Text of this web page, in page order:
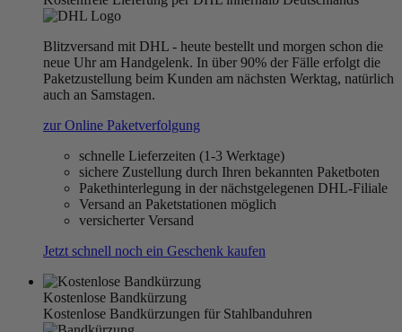
Blitzversand mit DHL - heute bestellt und morgen schon die
neue Uhr am Handgelenk. In über 90% der Fälle erfolgt die
Paketzustellung beim Kunden am nächsten Werktag, natürlich
auch an Samstagen.
zur Online Paketverfolgung
schnelle Lieferzeiten (1-3 Werktage)
sichere Zustellung durch Ihren bekannten Paketboten
Pakethinterlegung in der nächstgelegenen DHL-Filiale
Versand an Paketstationen möglich
versicherter Versand
Jetzt schnell noch ein Geschenk kaufen
Kostenlose Bandkürzung
Kostenlose Bandkürzungen für Stahlbanduhren